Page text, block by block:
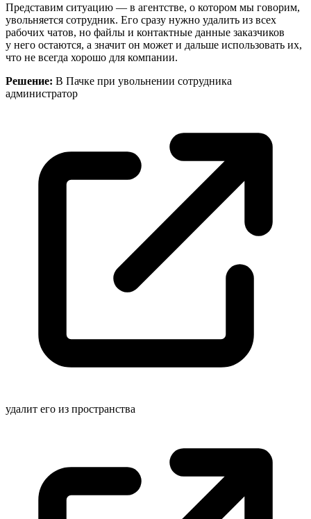
Представим ситуацию — в агентстве, о котором мы говорим,
увольняется сотрудник. Его сразу нужно удалить из всех
рабочих чатов, но файлы и контактные данные заказчиков
у него остаются, а значит он может и дальше использовать их,
что не всегда хорошо для компании.
Решение: В Пачке при увольнении сотрудника
администратор
удалит его из пространства